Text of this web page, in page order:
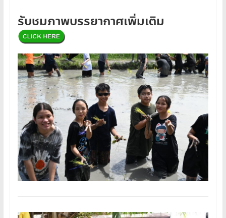
รับชมภาพบรรยากาศเพิ่มเติม